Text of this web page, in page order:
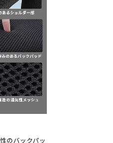
のバックパッ